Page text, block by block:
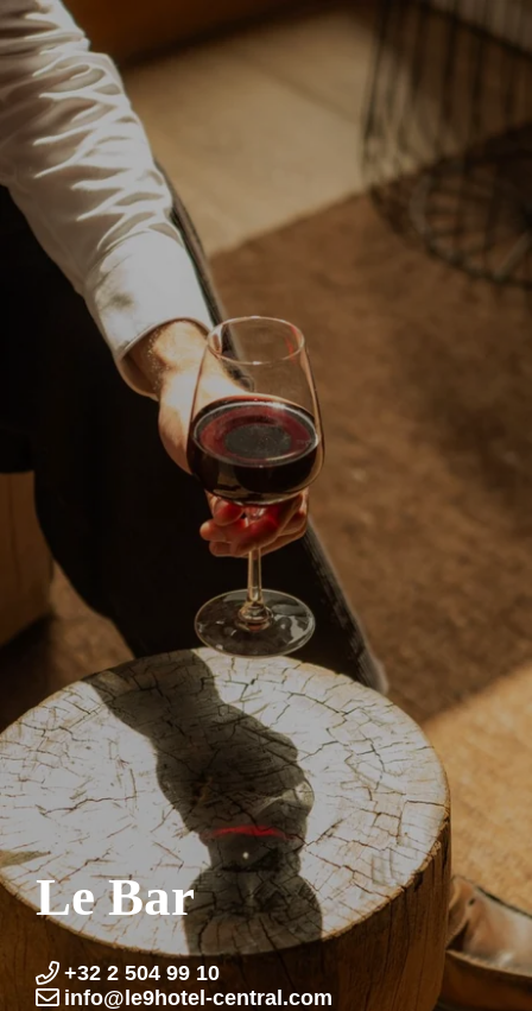
Le Bar
+32 2 504 99 10
info@le9hotel-central.com